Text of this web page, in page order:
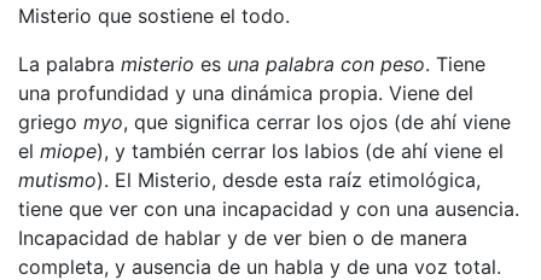
Misterio que sostiene el todo.
La palabra misterio es una palabra con peso. Tiene
una profundidad y una dinámica propia. Viene del
griego myo, que significa cerrar los ojos (de ahí viene
el miope), y también cerrar los labios (de ahí viene el
mutismo). El Misterio, desde esta raíz etimológica,
tiene que ver con una incapacidad y con una ausencia.
Incapacidad de hablar y de ver bien o de manera
completa, y ausencia de un habla y de una voz total.